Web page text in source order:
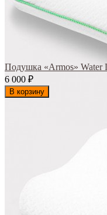
Подушка «Armos»
6 000 ₽
В корзину